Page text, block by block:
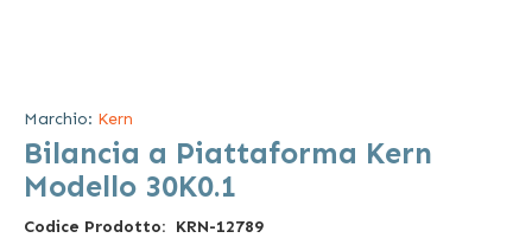
galleria
di
immagini
Marchio: Kern
Bilancia a Piattaforma Kern
Modello 30K0.1
Codice Prodotto KRN-12789